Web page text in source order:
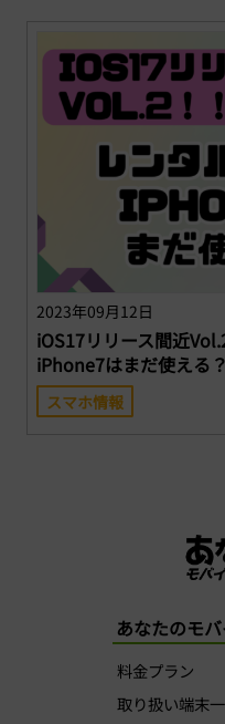
2023年09月12日
iOS17リリース間近
iPhone7はまだ使える
スマホ情報
あなたのモ
料金プラン
取り扱い端末